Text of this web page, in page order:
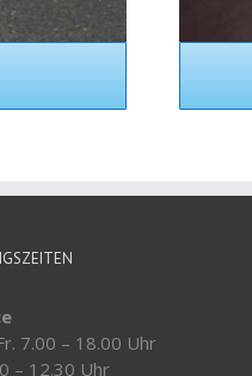
7.00 – 18.00 Uhr
– 12.30 Uhr